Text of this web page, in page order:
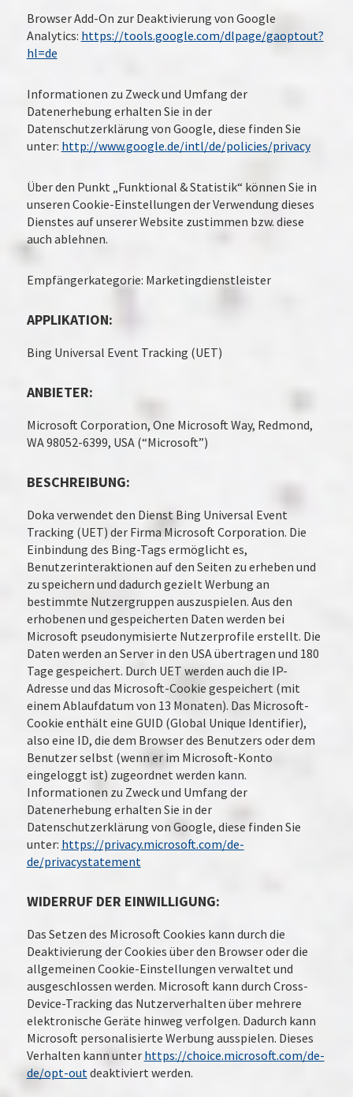
Browser Add-On zur Deaktivierung von Google
Analytics: https://tools.google.com/dlpage/gaoptout?
hl=de
Informationen zu Zweck und Umfang der
Datenerhebung erhalten Sie in der
Datenschutzerklärung von Google, diese finden Sie
unter: http://www.google.de/intl/de/policies/privacy
Über den Punkt „Funktional & Statistik“ können Sie in
unseren Cookie-Einstellungen der Verwendung dieses
Dienstes auf unserer Website zustimmen bzw. diese
auch ablehnen.
Empfängerkategorie: Marketingdienstleister
APPLIKATION:
Bing Universal Event Tracking (UET)
ANBIETER:
Microsoft Corporation, One Microsoft Way, Redmond,
WA 98052-6399, USA (“Microsoft”)
BESCHREIBUNG:
Doka verwendet den Dienst Bing Universal Event
Tracking (UET) der Firma Microsoft Corporation. Die
Einbindung des Bing-Tags ermöglicht es,
Benutzerinteraktionen auf den Seiten zu erheben und
zu speichern und dadurch gezielt Werbung an
bestimmte Nutzergruppen auszuspielen. Aus den
erhobenen und gespeicherten Daten werden bei
Microsoft pseudonymisierte Nutzerprofile erstellt. Die
Daten werden an Server in den USA übertragen und 180
Tage gespeichert. Durch UET werden auch die IP-
Adresse und das Microsoft-Cookie gespeichert (mit
einem Ablaufdatum von 13 Monaten). Das Microsoft-
Cookie enthält eine GUID (Global Unique Identifier),
also eine ID, die dem Browser des Benutzers oder dem
Benutzer selbst (wenn er im Microsoft-Konto
eingeloggt ist) zugeordnet werden kann.
Informationen zu Zweck und Umfang der
Datenerhebung erhalten Sie in der
Datenschutzerklärung von Google, diese finden Sie
unter: https://privacy.microsoft.com/de-
de/privacystatement
WIDERRUF DER EINWILLIGUNG:
Das Setzen des Microsoft Cookies kann durch die
Deaktivierung der Cookies über den Browser oder die
allgemeinen Cookie-Einstellungen verwaltet und
ausgeschlossen werden. Microsoft kann durch Cross-
Device-Tracking das Nutzerverhalten über mehrere
elektronische Geräte hinweg verfolgen. Dadurch kann
Microsoft personalisierte Werbung ausspielen. Dieses
Verhalten kann unter https://choice.microsoft.com/de-
de/opt-outdeaktiviert werden.